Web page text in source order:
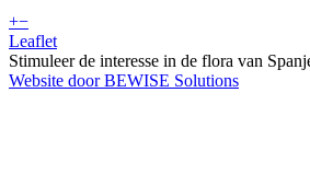
+−
Leaflet
Stimuleer de interesse in de flora van
Website door BEWISE Solutions